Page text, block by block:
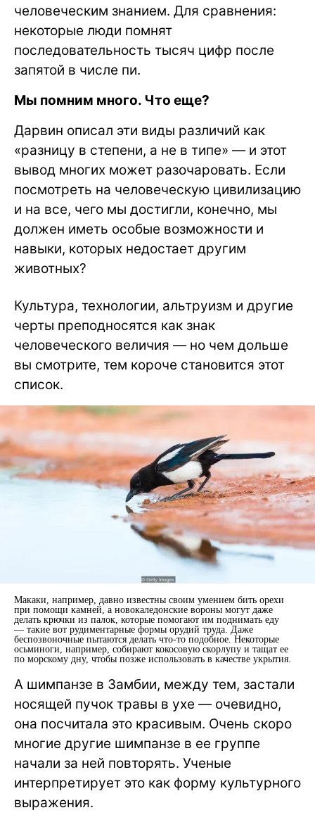
человеческим знанием. Для сравнения:
некоторые люди помнят
последовательность тысяч цифр после
запятой в числе пи.
Мы помним много. Что еще?
Дарвин описал эти виды различий как
«разницу в степени, а не в типе» — и этот
вывод многих может разочаровать. Если
посмотреть на человеческую цивилизацию
и на все, чего мы достигли, конечно, мы
должен иметь особые возможности и
навыки, которых недостает другим
животных?
Культура, технологии, альтруизм и другие
черты преподносятся как знак
человеческого величия — но чем дольше
вы смотрите, тем короче становится этот
список.
Макаки, например, давно известны своим умением бить орехи
при помощи камней, а новокаледонские вороны могут даже
делать крючки из палок, которые помогают им поднимать еду
— такие вот рудиментарные формы орудий труда. Даже
беспозвоночные пытаются делать что-то подобное. Некоторые
осьминоги, например, собирают кокосовую скорлупу и тащат ее
по морскому дну, чтобы позже использовать в качестве укрытия.
А шимпанзе в Замбии, между тем, застали
носящей пучок травы в ухе — очевидно,
она посчитала это красивым. Очень скоро
многие другие шимпанзе в ее группе
начали за ней повторять. Ученые
интерпретирует это как форму культурного
выражения.